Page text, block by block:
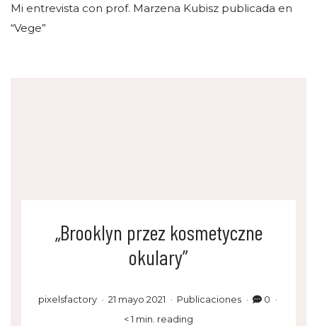
Mi entrevista con prof. Marzena Kubisz publicada en
“Vege”
„Brooklyn przez kosmetyczne
okulary”
pixelsfactory 21 mayo 2021 Publicaciones
0
< 1 min. reading